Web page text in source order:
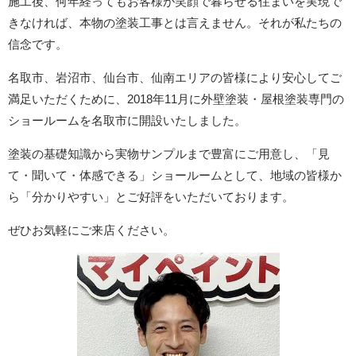
きなければ、本物の塗装工事とは言えません。それが私たちの
信念です。
名取市、岩沼市、仙台市、仙南エリアの皆様により安心してご
満足いただくために、2018年11月に外壁塗装・屋根塗装専門の
ショールームを名取市に開設いたしました。
塗装の基礎知識から実物サンプルまで豊富にご用意し、「見
て・聞いて・体感できる」ショールームとして、地域の皆様か
ら「分かりやすい」とご好評をいただいております。
ぜひお気軽にご来店ください。